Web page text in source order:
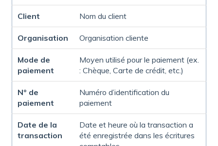
Client Nom du client
Organisation Organisation cliente
Mode de
paiement
Moyen utilisé pour le paiement (ex.
: Chèque, Carte de crédit, etc.)
N° de
paiement
Numéro d’identification du
paiement
Date de la
transaction
Date et heure où la transaction a
été enregistrée dans les écritures